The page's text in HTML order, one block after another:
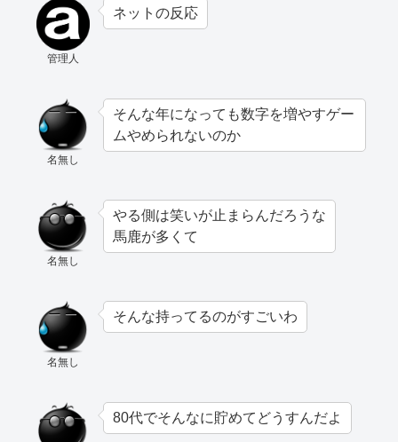
管理人
ネットの反応
名無し
そんな年になっても数字を増やすゲー
ムやめられないのか
名無し
やる側は笑いが止まらんだろうな
馬鹿が多くて
名無し
そんな持ってるのがすごいわ
80代でそんなに貯めてどうすんだよ